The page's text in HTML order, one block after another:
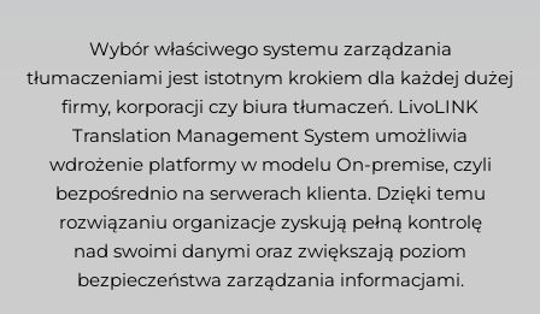
Wybór właściwego systemu zarządzania
tłumaczeniami jest istotnym krokiem dla każdej dużej
firmy, korporacji czy biura tłumaczeń. LivoLINK
Translation Management System umożliwia
wdrożenie platformy w modelu On-premise, czyli
bezpośrednio na serwerach klienta. Dzięki temu
rozwiązaniu organizacje zyskują pełną kontrolę
nad swoimi danymi oraz zwiększają poziom
bezpieczeństwa zarządzania informacjami.